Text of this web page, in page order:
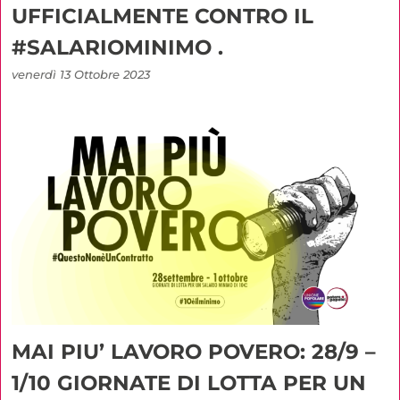
UFFICIALMENTE CONTRO IL
#SALARIOMINIMO .
venerdì 13 Ottobre 2023
MAI PIU’ LAVORO POVERO: 28/9 –
1/10 GIORNATE DI LOTTA PER UN